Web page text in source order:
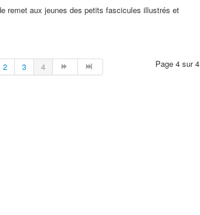
remet aux jeunes des petits fascicules illustrés et
Page 4 sur 4
2 3 4